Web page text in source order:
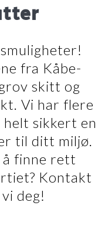
fra Kåbe-
skitt og
Vi har flere
sikkert en
til ditt miljø.
finne rett
Kontakt
deg!